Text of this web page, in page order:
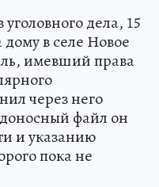
дела, 15
дому в селе Новое
имевший права
через него
файл он
и указанию
пока не